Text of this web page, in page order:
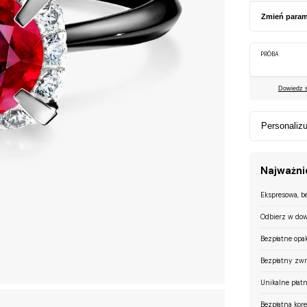
Zmień
PRÓBA
Dowiedz
Ekspresowa,
Odbierz w
Bezpłatne
Bezpłatny
Unikalne
Bezpłatna